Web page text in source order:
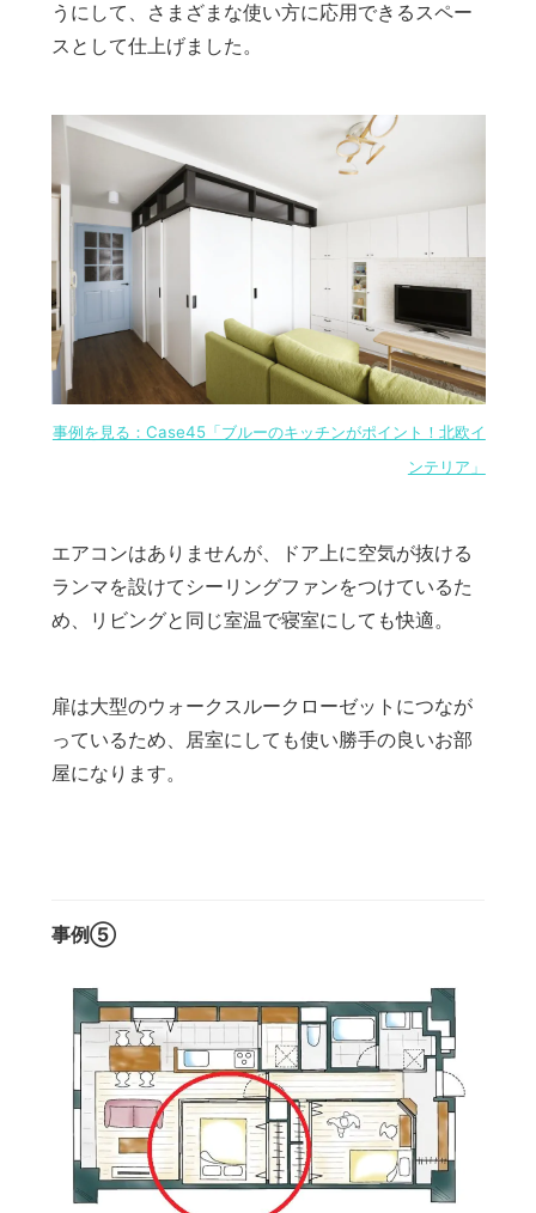
うにして、さまざまな使い方に応用できるスペー
スとして仕上げました。
事例を見る：Case45「ブルーのキッチンがポイント！北欧イ
ンテリア」
エアコンはありませんが、ドア上に空気が抜ける
ランマを設けてシーリングファンをつけているた
め、リビングと同じ室温で寝室にしても快適。
扉は大型のウォークスルークローゼットにつなが
っているため、居室にしても使い勝手の良いお部
屋になります。
事例⑤